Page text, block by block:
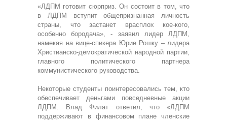
«ЛДПМ готовит сюрприз. Он состоит в том, что
в ЛДПМ вступит общепризнанная личность
страны, что застанет врасплох кое-кого,
особенно бородача», - заявил лидер ЛДПМ,
намекая на вице-спикера Юрие Рошку – лидера
Христианско-демократической народной партии,
главного политического партнера
коммунистического руководства.
Некоторые студенты поинтересовались тем, кто
обеспечивает деньгами повседневные акции
ЛДПМ. Влад Филат ответил, что «ЛДПМ
поддерживают в финансовом плане членские